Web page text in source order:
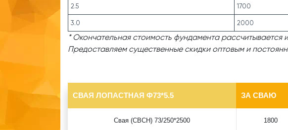
2.5 1700
3.0 2000
* Окончательная стоимость фундамента рассчитывается
Предоставляем существенные скидки оптовым и
СВАЯ ЛОПАСТНАЯ Ф73*5.5 ЗА СВАЮ
Свая (СВСН) 73/250*2500 1800